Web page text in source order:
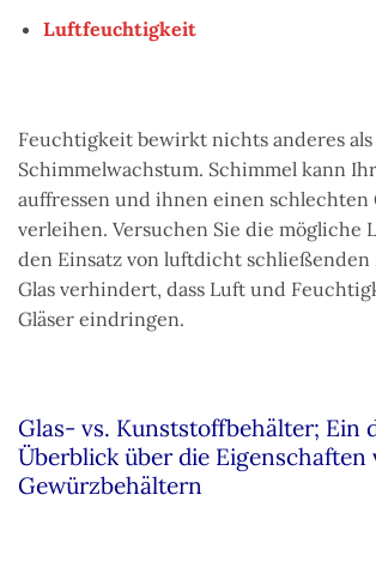
Luftfeuchtigkeit
Feuchtigkeit bewirkt nichts anderes als
Schimmelwachstum. Schimmel kann
auffressen und ihnen einen schlechten
verleihen. Versuchen Sie die mögliche
den Einsatz von luftdicht schließenden
Glas verhindert, dass Luft und
Gläser eindringen.
Glas- vs. Kunststoffbehälter; Ein
Überblick über die Eigenschaften
Gewürzbehältern